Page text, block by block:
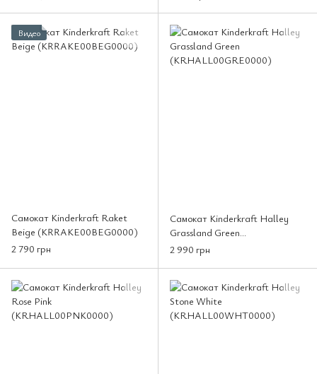
Видео
Самокат Kinderkraft Raket
Beige (KRRAKE00BEG0000)
2 790 грн
Самокат Kinderkraft Halley
Grassland Green
(KRHALL00GRE0000)
2 990 грн